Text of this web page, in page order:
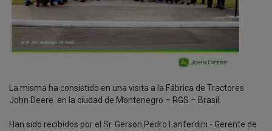
La misma ha consistido en una visita a la Fábrica de Tractores
John Deere en la ciudad de Montenegro – RGS – Brasil.
Han sido recibidos por el Sr. Gerson Pedro Lanferdini - Gerente de